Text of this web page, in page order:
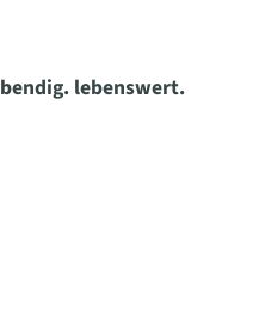
lebenswert.